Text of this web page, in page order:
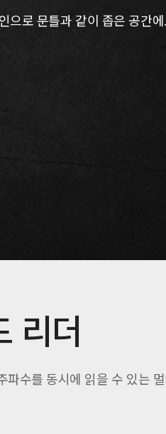
로 문틀과 같이 좁은 공간에
리더
수를 동시에 읽을 수 있는